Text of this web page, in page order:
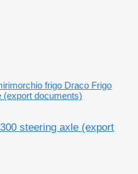
frigo Draco Frigo
(export documents)
steering axle (export